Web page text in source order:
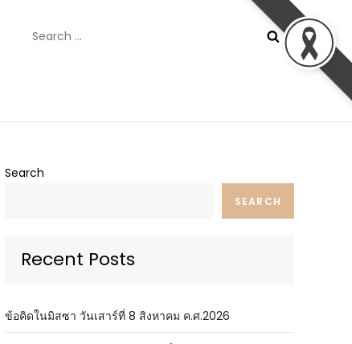
for:
Search
SEARCH
Recent Posts
ข้อคิดในมิสซา วันเสาร์ที่ 8 สิงหาคม ค.ศ.2026